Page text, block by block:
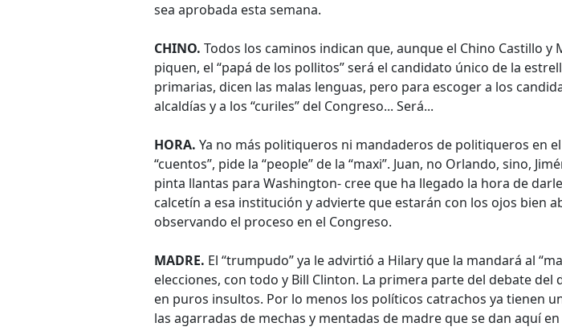
sea aprobada esta semana.
CHINO. Todos los caminos indican que, aunque el Chino Castillo y
piquen, el “papá de los pollitos” será el candidato único de la
primarias, dicen las malas lenguas, pero para escoger a los
alcaldías y a los “curiles” del Congreso... Será...
HORA. Ya no más politiqueros ni mandaderos de politiqueros en
“cuentos”, pide la “people” de la “maxi”. Juan, no Orlando, sino,
pinta llantas para Washington- cree que ha llegado la hora de
calcetín a esa institución y advierte que estarán con los ojos bien
observando el proceso en el Congreso.
MADRE. El “trumpudo” ya le advirtió a Hilary que la mandará al
elecciones, con todo y Bill Clinton. La primera parte del debate del
en puros insultos. Por lo menos los políticos catrachos ya tienen
las agarradas de mechas y mentadas de madre que se dan aquí